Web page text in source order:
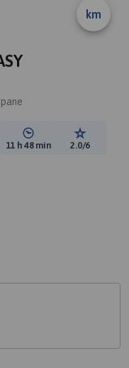
km
Średni czas potrzebny
11 h 48 min Ocena
2.0/6